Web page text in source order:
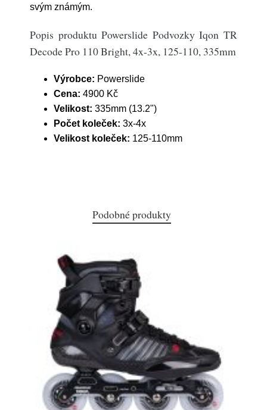
svým známým.
Popis produktu Powerslide Podvozky Iqon TR
Decode Pro 110 Bright, 4x-3x, 125-110, 335mm
Výrobce: Powerslide
Cena: 4900 Kč
Velikost: 335mm (13.2")
Počet koleček: 3x-4x
Velikost koleček: 125-110mm
Podobné produkty